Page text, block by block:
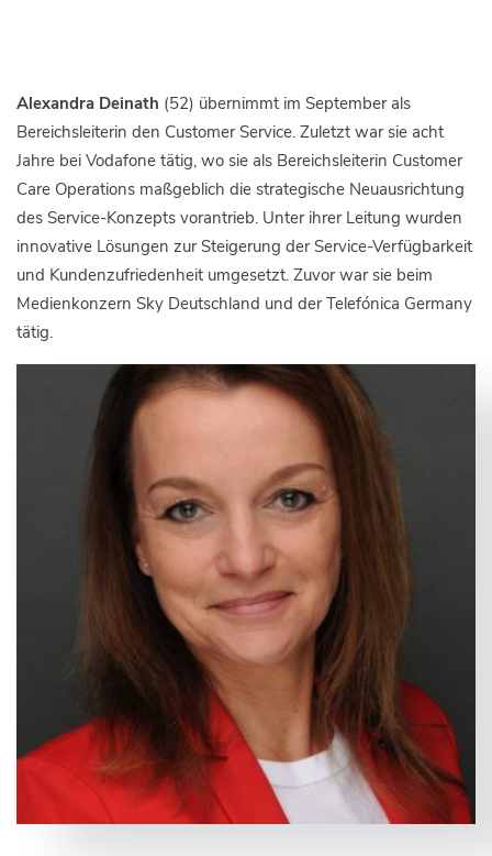
Alexandra Deinath (52) übernimmt im September als
Bereichsleiterin den Customer Service. Zuletzt war sie acht
Jahre bei Vodafone tätig, wo sie als Bereichsleiterin Customer
Care Operations maßgeblich die strategische Neuausrichtung
des Service-Konzepts vorantrieb. Unter ihrer Leitung wurden
innovative Lösungen zur Steigerung der Service-Verfügbarkeit
und Kundenzufriedenheit umgesetzt. Zuvor war sie beim
Medienkonzern Sky Deutschland und der Telefónica Germany
tätig.